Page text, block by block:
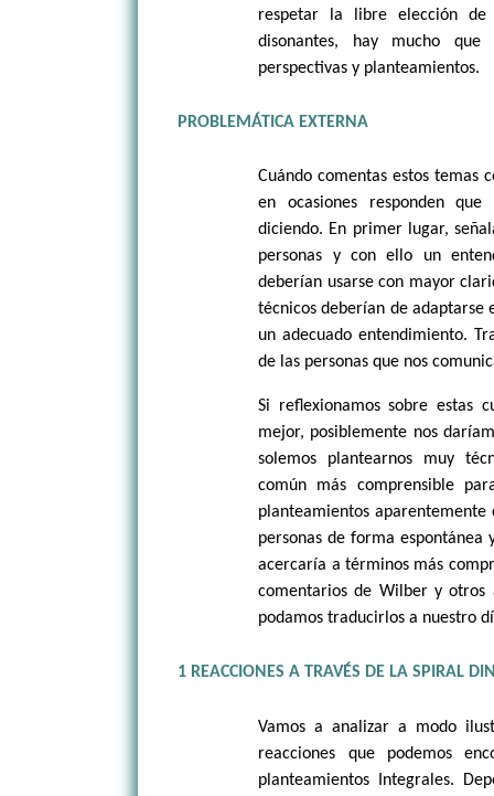
respetar la libre elección de
disonantes, hay mucho
perspectivas y planteamientos.
PROBLEMÁTICA EXTERNA
Cuándo comentas estos temas
en ocasiones responden
diciendo. En primer lugar,
personas y con ello un
deberían usarse con mayor
técnicos deberían de
un adecuado entendimiento.
de las personas que nos
Si reflexionamos sobre estas
mejor, posiblemente nos
solemos plantearnos muy
común más comprensible
planteamientos aparentemente
personas de forma espontánea
acercaría a términos más
comentarios de Wilber y otros
podamos traducirlos a nuestro
1 REACCIONES A TRAVÉS DE LA SPIRAL
Vamos a analizar a modo
reacciones que podemos
planteamientos Integrales.